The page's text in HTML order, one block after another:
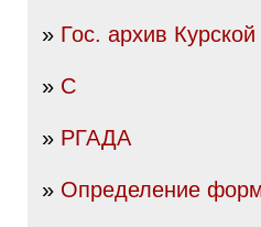
» Гос. архив
» С
» РГАДА
» Определение